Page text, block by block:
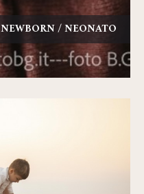
NEWBORN / NEONATO